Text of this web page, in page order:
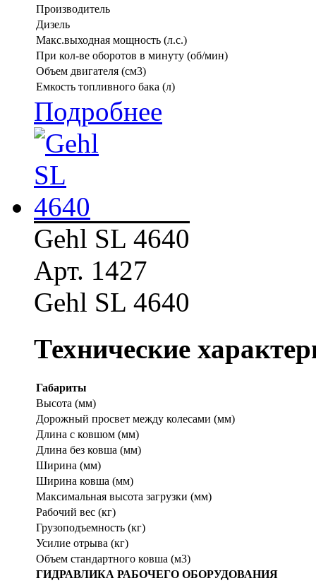
Производитель
Дизель
Макс.выходная мощность (л.с.)
При кол-ве оборотов в минуту (об/мин)
Объем двигателя (см3)
Емкость топливного бака (л)
Подробнее
Gehl SL 4640
Арт. 1427
Gehl SL 4640
Технические
Габариты
Высота (мм)
Дорожный просвет между колесами (мм)
Длина с ковшом (мм)
Длина без ковша (мм)
Ширина (мм)
Ширина ковша (мм)
Максимальная высота загрузки (мм)
Рабочий вес (кг)
Грузоподъемность (кг)
Усилие отрыва (кг)
Объем стандартного ковша (м3)
ГИДРАВЛИКА РАБОЧЕГО ОБОРУДОВАНИЯ